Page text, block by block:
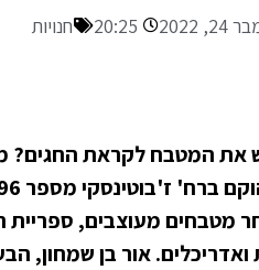
2022
20:25 חנויות
המטבח לקראת החגים?
מטבחים מעוצבים, ספריית
ואדריכלים. אור בן